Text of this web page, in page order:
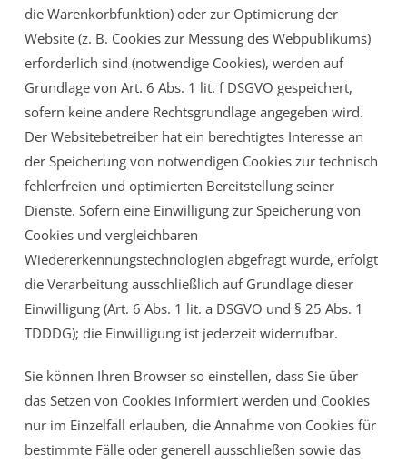
die Warenkorbfunktion) oder zur Optimierung der
Website (z. B. Cookies zur Messung des Webpublikums)
erforderlich sind (notwendige Cookies), werden auf
Grundlage von Art. 6 Abs. 1 lit. f DSGVO gespeichert,
sofern keine andere Rechtsgrundlage angegeben wird.
Der Websitebetreiber hat ein berechtigtes Interesse an
der Speicherung von notwendigen Cookies zur technisch
fehlerfreien und optimierten Bereitstellung seiner
Dienste. Sofern eine Einwilligung zur Speicherung von
Cookies und vergleichbaren
Wiedererkennungstechnologien abgefragt wurde, erfolgt
die Verarbeitung ausschließlich auf Grundlage dieser
Einwilligung (Art. 6 Abs. 1 lit. a DSGVO und § 25 Abs. 1
TDDDG); die Einwilligung ist jederzeit widerrufbar.
Sie können Ihren Browser so einstellen, dass Sie über
das Setzen von Cookies informiert werden und Cookies
nur im Einzelfall erlauben, die Annahme von Cookies für
bestimmte Fälle oder generell ausschließen sowie das